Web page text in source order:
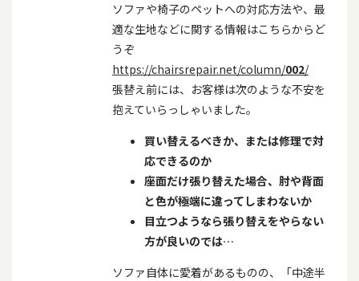
ソファや椅子のペットへの対応方法や、最
適な生地などに関する情報はこちらからど
うぞ
https://chairsrepair.net/column/002/
張替え前には、お客様は次のような不安を
抱えていらっしゃいました。
買い替えるべきか、または修理で対
応できるのか
座面だけ張り替えた場合、肘や背面
と色が極端に違ってしまわないか
目立つようなら張り替えをやらない
方が良いのでは…
ソファ自体に愛着があるものの、「中途半